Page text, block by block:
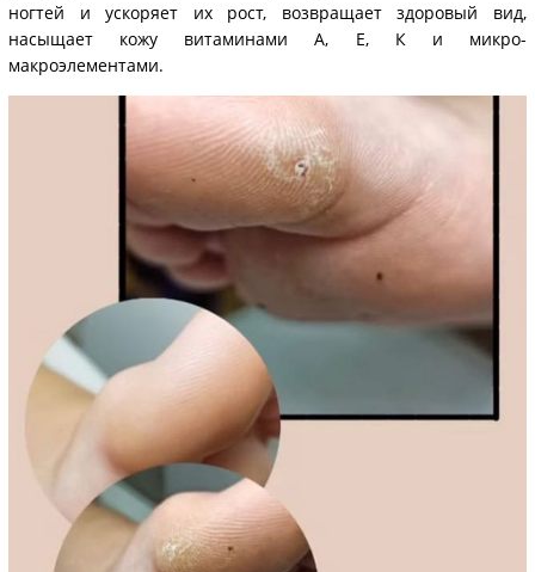
ногтей и ускоряет их рост, возвращает здоровый вид,
насыщает кожу витаминами А, Е, К и микро-
макроэлементами.